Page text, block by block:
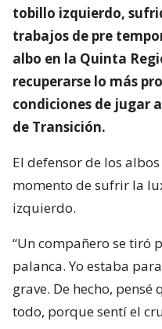
tobillo izquierdo,
trabajos de pre
albo en la Quinta
recuperarse lo más
condiciones de jugar
de Transición.
El defensor de los
momento de sufrir la
izquierdo.
“Un compañero se tiró
palanca. Yo estaba
grave. De hecho,
todo, porque sentí el